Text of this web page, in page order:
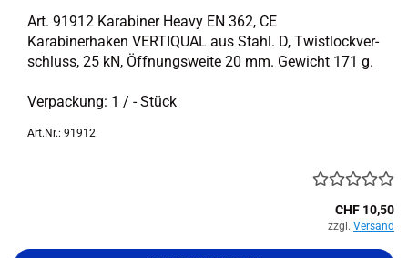
Art. 91912 Ka­ra­bi­ner Heavy EN 362, CE
Ka­ra­bi­ner­ha­ken VER­TI­QUAL aus Stahl. D, Twist­lock­ver­
schluss, 25 kN, Öff­nungs­wei­te 20 mm. Ge­wicht 171 g.
Ver­pa­ckung: 1 / - Stück
Art.Nr.: 91912
CHF 10,50
zzgl. Versand